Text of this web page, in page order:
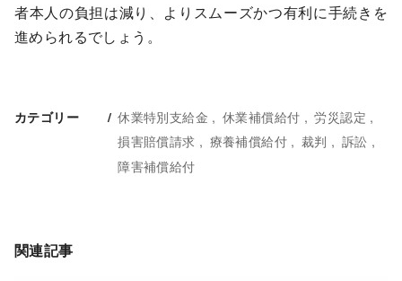
者本人の負担は減り、よりスムーズかつ有利に手続きを
進められるでしょう。
カテゴリー 休業特別支給金 休業補償給付
労災認定
損害賠償請求
療養補償給付 裁判
訴訟
障害補償給付
関連記事